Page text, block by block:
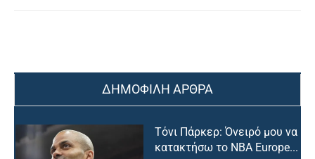
ΔΗΜΟΦΙΛΗ ΑΡΘΡΑ
Τόνι Πάρκερ: Όνειρό μου να
κατακτήσω το NBA Europe...